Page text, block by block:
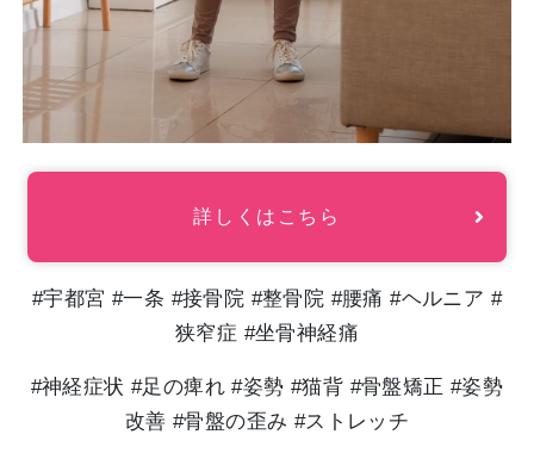
詳しくはこちら
#宇都宮 #一条 #接骨院 #整骨院 #腰痛 #ヘルニア #
狭窄症 #坐骨神経痛
#神経症状 #足の痺れ #姿勢 #猫背 #骨盤矯正 #姿勢
改善 #骨盤の歪み #ストレッチ